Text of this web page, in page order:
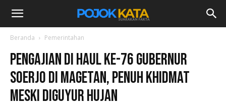
Beranda Pemerintahan
Pengajian di Haul Ke-76 Gubernur
Soerjo di Magetan, Penuh Khidmat
Meski Diguyur Hujan